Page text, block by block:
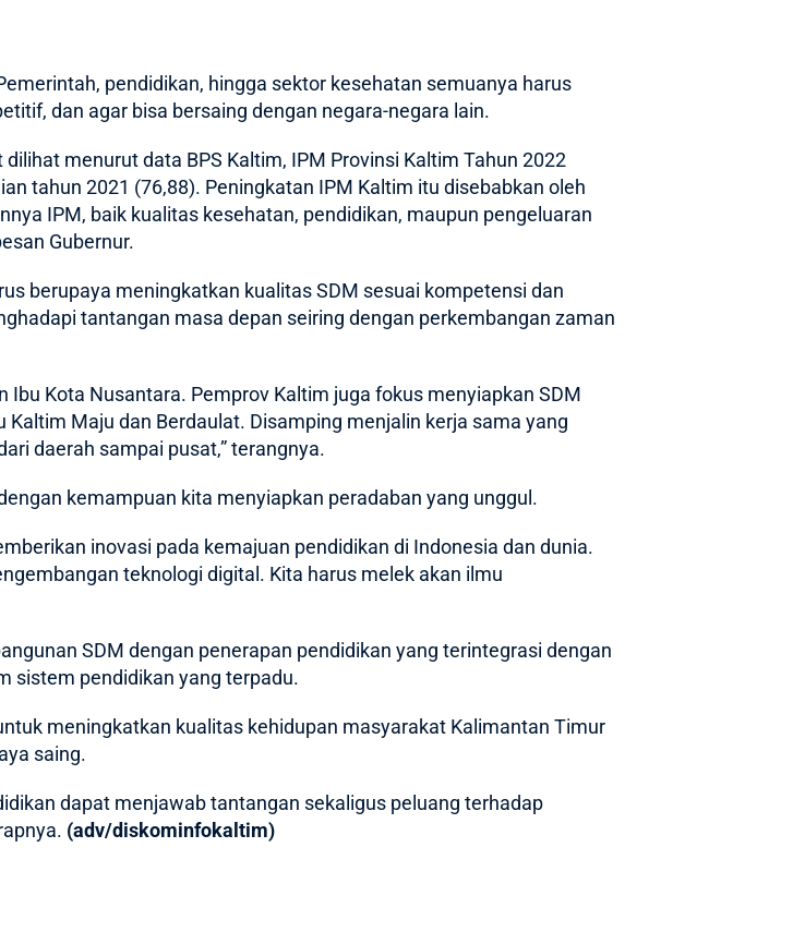
pendidikan, hingga sektor kesehatan semuanya harus
dan agar bisa bersaing dengan negara-negara lain.
menurut data BPS Kaltim, IPM Provinsi Kaltim Tahun 2022
tahun 2021 (76,88). Peningkatan IPM Kaltim itu disebabkan oleh
IPM, baik kualitas kesehatan, pendidikan, maupun pengeluaran
Gubernur.
berupaya meningkatkan kualitas SDM sesuai kompetensi dan
tantangan masa depan seiring dengan perkembangan zaman
Kota Nusantara. Pemprov Kaltim juga fokus menyiapkan SDM
Maju dan Berdaulat. Disamping menjalin kerja sama yang
daerah sampai pusat,” terangnya.
kemampuan kita menyiapkan peradaban yang unggul.
inovasi pada kemajuan pendidikan di Indonesia dan dunia.
teknologi digital. Kita harus melek akan ilmu
SDM dengan penerapan pendidikan yang terintegrasi dengan
sistem pendidikan yang terpadu.
meningkatkan kualitas kehidupan masyarakat Kalimantan Timur
saing.
dapat menjawab tantangan sekaligus peluang terhadap
(adv/diskominfokaltim)